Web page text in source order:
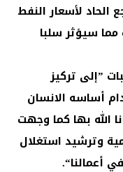
الحاد لأسعار النفط
مما سيؤثر سلبا
”إلى تركيز
أساسه الانسان
الله بها كما وجهت
وترشيد استغلال
أعمالنا“.